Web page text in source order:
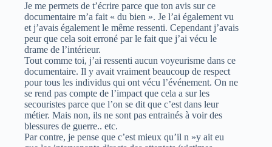
Je me permets de t’écrire parce que ton avis sur ce
documentaire m’a fait « du bien ». Je l’ai également vu
et j’avais également le même ressenti. Cependant j’avais
peur que cela soit erroné par le fait que j’ai vécu le
drame de l’intérieur.
Tout comme toi, j’ai ressenti aucun voyeurisme dans ce
documentaire. Il y avait vraiment beaucoup de respect
pour tous les individus qui ont vécu l’événement. On ne
se rend pas compte de l’impact que cela a sur les
secouristes parce que l’on se dit que c’est dans leur
métier. Mais non, ils ne sont pas entrainés à voir des
blessures de guerre.. etc.
Par contre, je pense que c’est mieux qu’il n »y ait eu